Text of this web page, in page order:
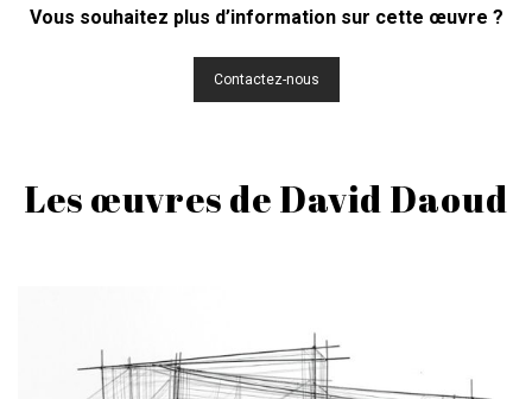
Vous souhaitez plus d’information sur cette œuvre ?
Contactez-nous
Les œuvres de David Daoud